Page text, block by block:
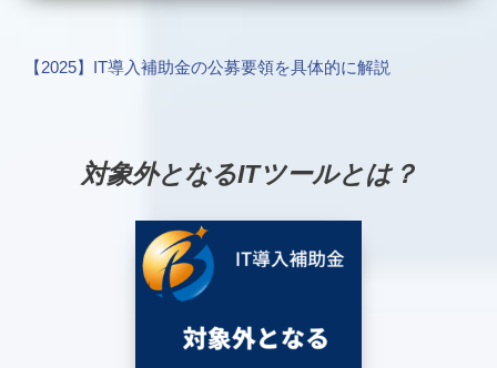
【2025】IT導入補助金の公募要領を具体的に解説
対象外となるITツールとは？